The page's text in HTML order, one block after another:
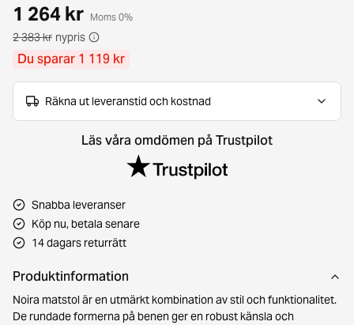
1 264 kr Moms 0%
2 383 kr nypris
Du sparar 1 119 kr
Räkna ut leveranstid och kostnad
Läs våra omdömen på Trustpilot
Snabba leveranser
Köp nu, betala senare
14 dagars returrätt
Produktinformation
Noira matstol är en utmärkt kombination av stil och funktionalitet.
De rundade formerna på benen ger en robust känsla och